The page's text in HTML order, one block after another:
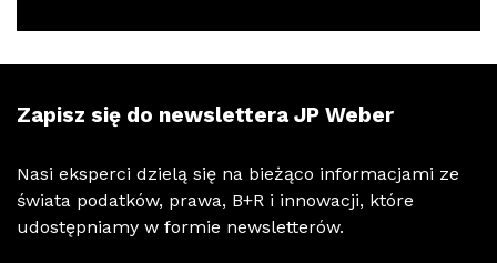
Kluczowe dane
49
biur
Zapisz się do newslettera JP Weber
Nasi eksperci dzielą się na bieżąco informacjami ze
świata podatków, prawa, B+R i innowacji, które
udostępniamy w formie newsletterów.